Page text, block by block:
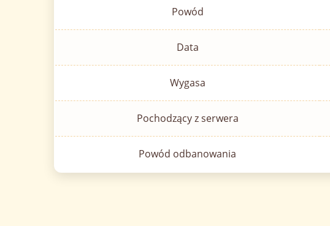
Powód
Data
Wygasa
Pochodzący z serwera
Powód odbanowania